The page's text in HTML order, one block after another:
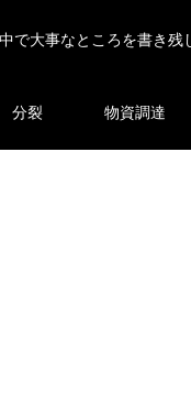
で大事なところを書き残
分裂 物資調達